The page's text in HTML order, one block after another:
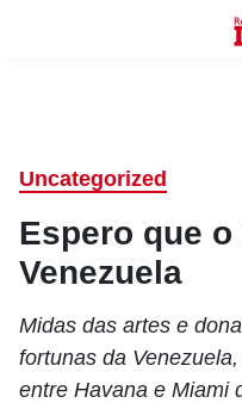
Uncategorized
Espero que
Venezuela
Midas das artes e
fortunas da
entre Havana e Miami